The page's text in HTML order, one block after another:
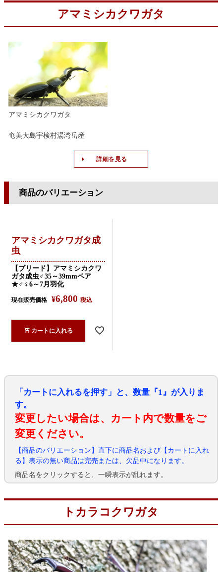
アマミシカクワガタ
アマミシカクワガタ
奄美大島宇検村湯湾岳産
詳細を見る
商品のバリエーション
アマミシカクワガタ成
虫
【ブリード】アマミシカクワ
ガタ成虫♂35～39mmペア
★♂♀6～7月羽化
現在販売価格 ¥6,800 税込
カートに入れる
「カートに入れるを押す」と、数量『1』が入りま
す。
変更したい場合は、カート内で数量をご
変更ください。
【商品のバリエーション】直下に商品名および【カートに入れ
る】表示の無い商品は完売または、欠品中になります。
商品名をクリックすると、一瞬表示が乱れます。
トカラコクワガタ